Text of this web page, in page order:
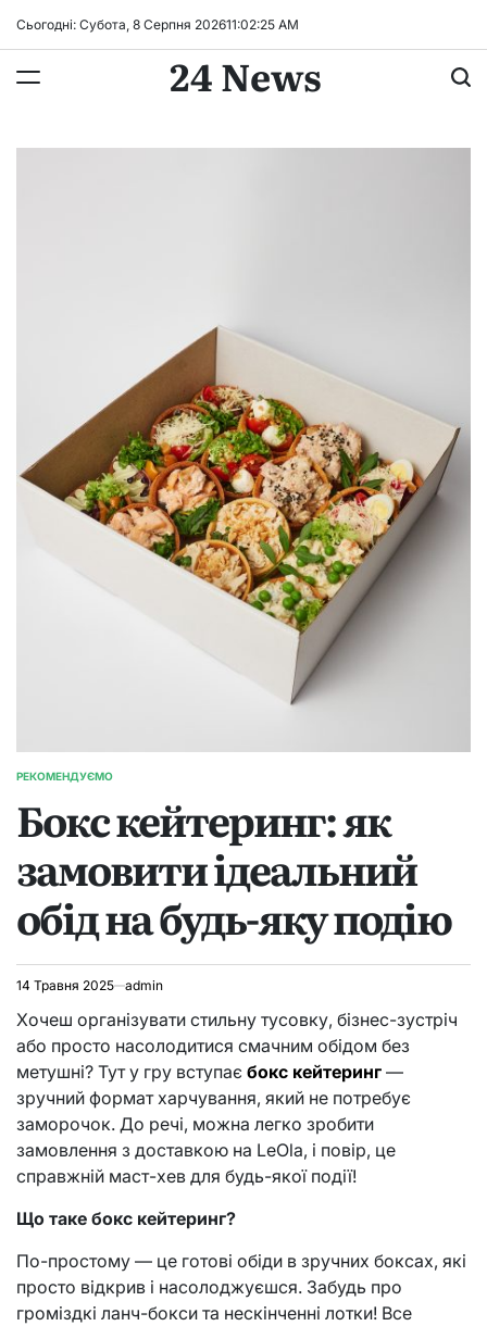
Сьогодні: Субота, 8 Серпня 202611:02:26 AM
24 News
ОПУБЛІКУВАТИ
РЕКОМЕНДУЄМО
Бокс кейтеринг: як
замовити ідеальний
обід на будь-яку подію
14 Травня 2025 admin
Хочеш організувати стильну тусовку, бізнес-зустріч
або просто насолодитися смачним обідом без
метушні? Тут у гру вступає бокс кейтеринг —
зручний формат харчування, який не потребує
заморочок. До речі, можна легко зробити
замовлення з доставкою на LeOla, і повір, це
справжній маст-хев для будь-якої події!
Що таке бокс кейтеринг?
По-простому — це готові обіди в зручних боксах, які
просто відкрив і насолоджуєшся. Забудь про
громіздкі ланч-бокси та нескінченні лотки! Все